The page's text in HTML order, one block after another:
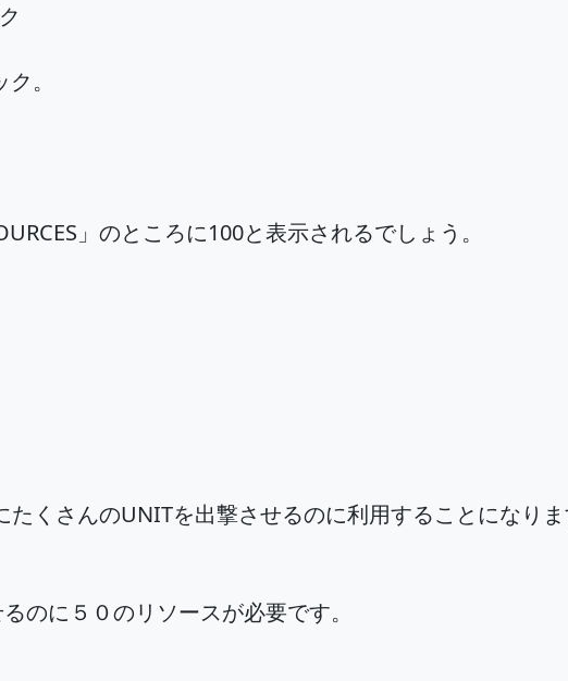
。
」のところに100と表示されるでしょう。
たくさんのUNITを出撃させるのに利用することになり
のに５０のリソースが必要です。